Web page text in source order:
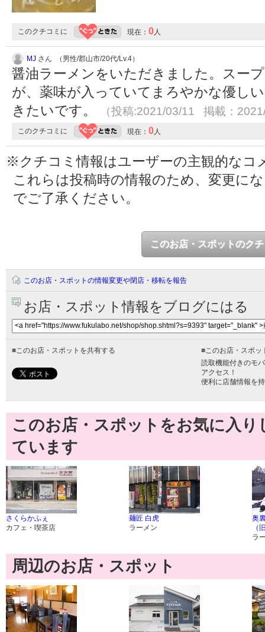
このクチコミに 現在： 0 人
MJ さん （男性/郡山市/20代/Lv.4）
醤油ラーメンをいただきました。スー
が、薬味が入っていてまろやかな優し
きたいです。
（投稿:2021/03/11 掲載：
このクチコミに 現在： 0 人
※クチコミ情報はユーザーの主観的なコ
これらは投稿時の情報のため、変更に
でご了承ください。
このお店・スポットのク
このお店・スポットの情報変更や閉店・移転を報告
お店・スポット情報をブログにはる
■ このお店・スポットを共有する ■ このお店・スポ
読取機能付きのモ
アクセス！
便利に店舗情報を
このお店・スポットをお気に入
ています
さくらかふぇ
カフェ・喫茶店
麺匠 白虎
ラーメン
奥
（
ラ
周辺のお店・スポット